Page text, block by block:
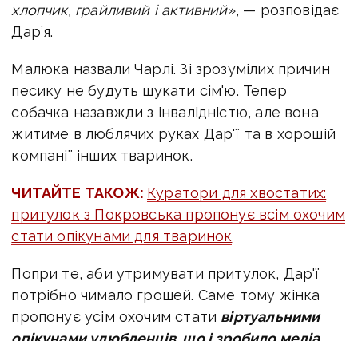
хлопчик, грайливий і активний», — розповідає
Дар’я.
Малюка назвали Чарлі. Зі зрозумілих причин
песику не будуть шукати сім'ю. Тепер
собачка назавжди з інвалідністю, але вона
житиме в люблячих руках Дар'ї та в хорошій
компанії інших тваринок.
ЧИТАЙТЕ ТАКОЖ: Куратори для хвостатих:
притулок з Покровська пропонує всім охочим
стати опікунами для тваринок
Попри те, аби утримувати притулок, Дар'ї
потрібно чимало грошей. Саме тому жінка
пропонує усім охочим стати віртуальними